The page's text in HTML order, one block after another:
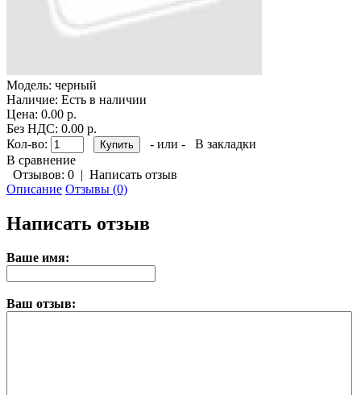
Модель: черный
Наличие: Есть в наличии
Цена: 0.00 р.
Без НДС: 0.00 р.
Кол-во:
- или -
В закладки
В сравнение
Отзывов: 0 | Написать отзыв
Описание Отзывы (0)
Написать отзыв
Ваше имя:
Ваш отзыв: